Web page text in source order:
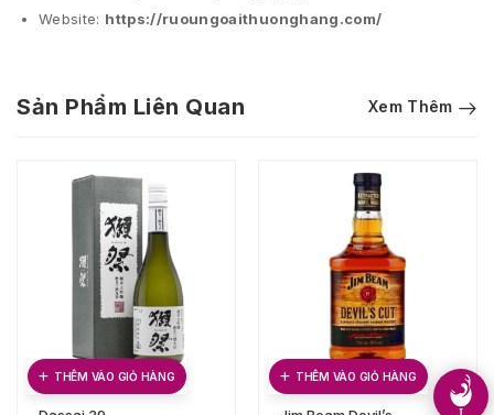
Website: https://ruoungoaithuonghang.com/
Sản Phẩm Liên Quan Xem Thêm
THÊM VÀO GIỎ HÀNG THÊM VÀO GIỎ HÀNG